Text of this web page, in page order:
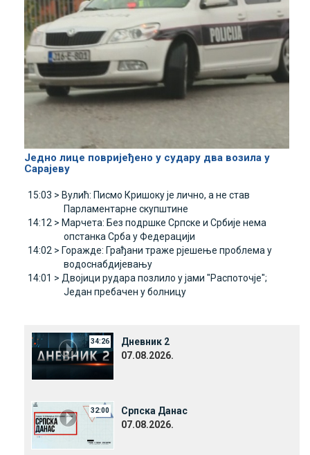
Једно лице повријеђено у судару два возила у
Сарајеву
15:03 > Вулић: Писмо Кришоку је лично, а не став
Парламентарне скупштине
14:12 > Марчета: Без подршке Српске и Србије нема
опстанка Срба у Федерацији
14:02 > Горажде: Грађани траже рјешење проблема у
водоснабдијевању
14:01 > Двојици рудара позлило у јами "Распоточје";
Један пребачен у болницу
34:26
Дневник 2
07.08.2026.
32:00
Српска Данас
07.08.2026.